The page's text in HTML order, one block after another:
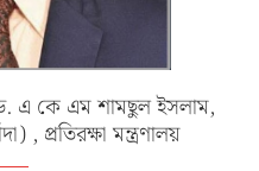
এ কে এম শামছুল ইসলাম,
, প্রতিরক্ষা মন্ত্রণালয়